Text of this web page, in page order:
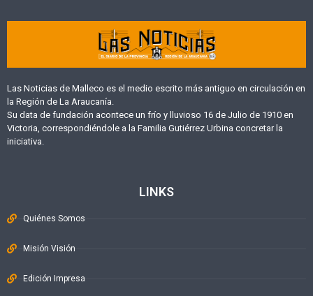
Las Noticias de Malleco es el medio escrito más antiguo en circulación en
la Región de La Araucanía.
Su data de fundación acontece un frío y lluvioso 16 de Julio de 1910 en
Victoria, correspondiéndole a la Familia Gutiérrez Urbina concretar la
iniciativa.
LINKS
Quiénes Somos
Misión Visión
Edición Impresa